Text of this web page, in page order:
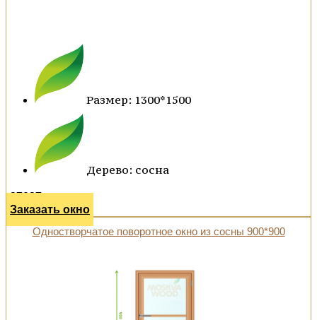
Размер: 1300*1500
Дерево: сосна
27027 р.
Заказать окно
Одностворчатое поворотное окно из сосны 900*900